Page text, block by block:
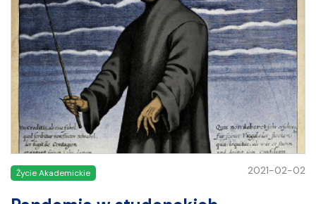
Życie Akademickie 2021-02-02